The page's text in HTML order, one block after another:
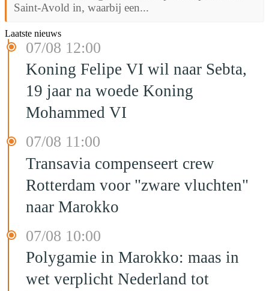
Saint-Avold in, waarbij een...
Laatste nieuws
07/08 12:00
Koning Felipe VI wil naar Sebta,
19 jaar na woede Koning
Mohammed VI
07/08 11:00
Transavia compenseert crew
Rotterdam voor "zware vluchten"
naar Marokko
07/08 10:00
Polygamie in Marokko: maas in
wet verplicht Nederland tot